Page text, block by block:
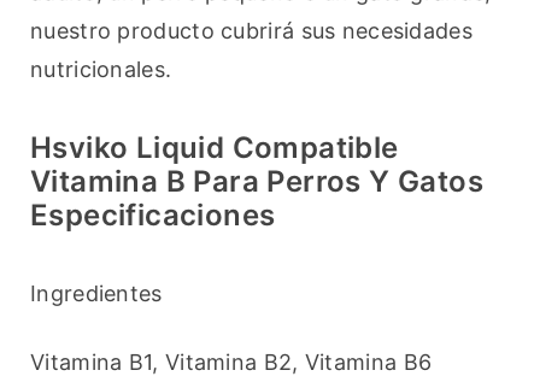
nuestro producto cubrirá sus necesidades
nutricionales.
Hsviko Liquid Compatible
Vitamina B Para Perros Y Gatos
Especificaciones
Ingredientes
Vitamina B1, Vitamina B2, Vitamina B6